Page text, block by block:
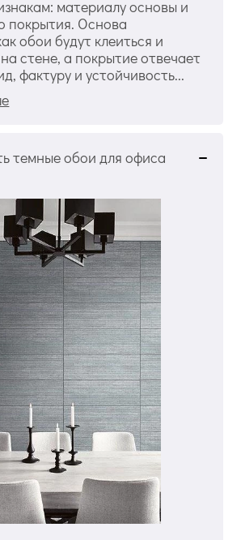
материалу основы и
покрытия. Основа
обои будут клеиться и
стене, а покрытие отвечает
фактуру и устойчивость...
темные обои для офиса